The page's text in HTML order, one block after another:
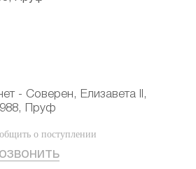
- Соверен, Елизавета II,
Пруф
о поступлении